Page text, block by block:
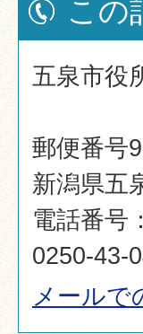
この
五泉市役
郵便番号
新潟県五
電話番号
0250-43-
メールで